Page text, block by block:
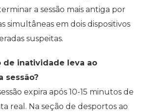
a sessão mais antiga por
simultâneas em dois dispositivos
suspeitas.
de inatividade leva ao
sessão?
expira após 10-15 minutos de
real. Na seção de desportos ao